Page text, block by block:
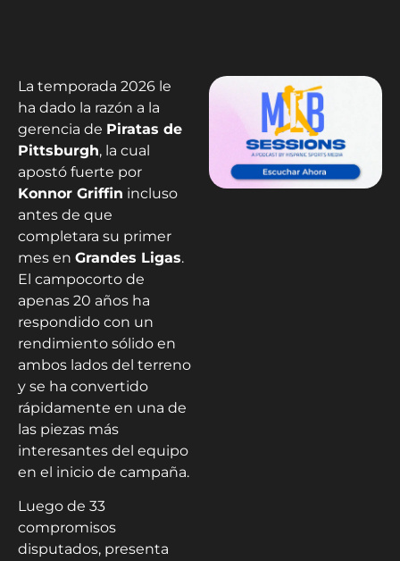
La temporada 2026 le
ha dado la razón a la
gerencia de Piratas de
Pittsburgh, la cual
apostó fuerte por
Konnor Griffin incluso
antes de que
completara su primer
mes en Grandes Ligas.
El campocorto de
apenas 20 años ha
respondido con un
rendimiento sólido en
ambos lados del terreno
y se ha convertido
rápidamente en una de
las piezas más
interesantes del equipo
en el inicio de campaña.
Luego de 33
compromisos
disputados, presenta